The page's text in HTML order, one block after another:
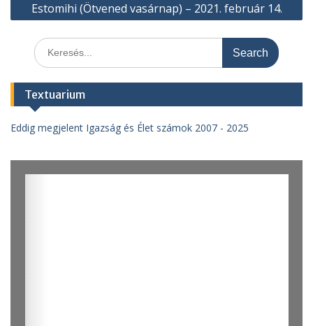
Estomihi (Ötvened vasárnap) – 2021. február 14.
Search
for:
Textuarium
Eddig megjelent Igazság és Élet számok 2007 - 2025